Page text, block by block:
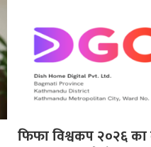
फिफा विश्वकप २०२६ का